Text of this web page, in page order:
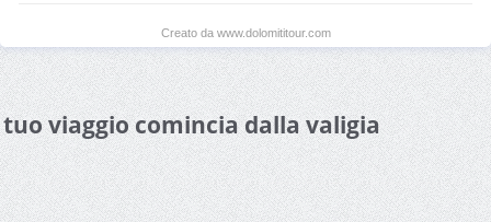
Creato da www.dolomititour.com
viaggio comincia dalla valigia